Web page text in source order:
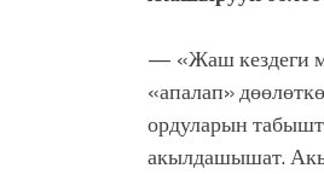
— «Жаш кездеги
«апалап»
ордуларын
акылдашышат.